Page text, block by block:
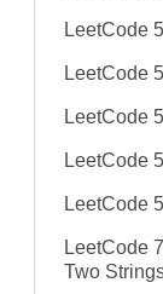
LeetCode
LeetCode
LeetCode
LeetCode
LeetCode
LeetCode
Two